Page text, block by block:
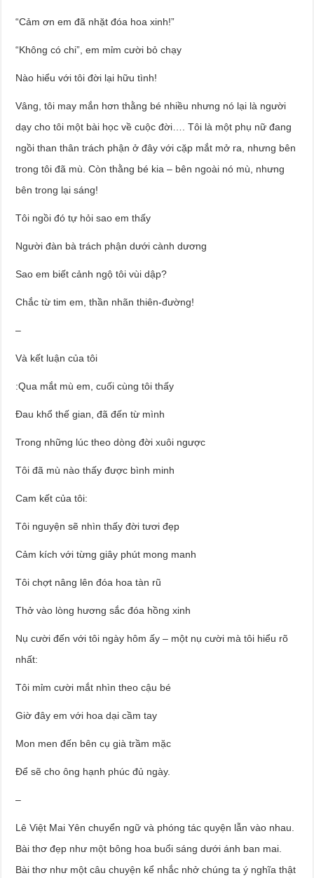
“Cảm ơn em đã nhặt đóa hoa xinh!”
“Không có chi”, em mỉm cười bỏ chạy
Nào hiểu với tôi đời lại hữu tình!
Vâng, tôi may mắn hơn thằng bé nhiều nhưng nó lại là người
dạy cho tôi một bài học về cuộc đời…. Tôi là một phụ nữ đang
ngồi than thân trách phận ở đây với cặp mắt mở ra, nhưng bên
trong tôi đã mù. Còn thằng bé kia – bên ngoài nó mù, nhưng
bên trong lại sáng!
Tôi ngồi đó tự hỏi sao em thấy
Người đàn bà trách phận dưới cành dương
Sao em biết cảnh ngộ tôi vùi dập?
Chắc từ tim em, thần nhãn thiên-đường!
–
Và kết luận của tôi
:Qua mắt mù em, cuối cùng tôi thấy
Đau khổ thế gian, đã đến từ mình
Trong những lúc theo dòng đời xuôi ngược
Tôi đã mù nào thấy được bình minh
Cam kết của tôi:
Tôi nguyện sẽ nhìn thấy đời tươi đẹp
Cảm kích với từng giây phút mong manh
Tôi chợt nâng lên đóa hoa tàn rũ
Thở vào lòng hương sắc đóa hồng xinh
Nụ cười đến với tôi ngày hôm ấy – một nụ cười mà tôi hiểu rõ
nhất:
Tôi mỉm cười mắt nhìn theo cậu bé
Giờ đây em với hoa dại cầm tay
Mon men đến bên cụ già trầm mặc
Để sẽ cho ông hạnh phúc đủ ngày.
–
Lê Việt Mai Yên chuyển ngữ và phóng tác quyện lẫn vào nhau.
Bài thơ đẹp như một bông hoa buổi sáng dưới ánh ban mai.
Bài thơ như một câu chuyện kể nhắc nhở chúng ta ý nghĩa thật